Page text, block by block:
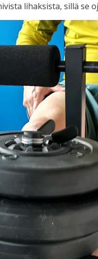
lihaksista, sillä se